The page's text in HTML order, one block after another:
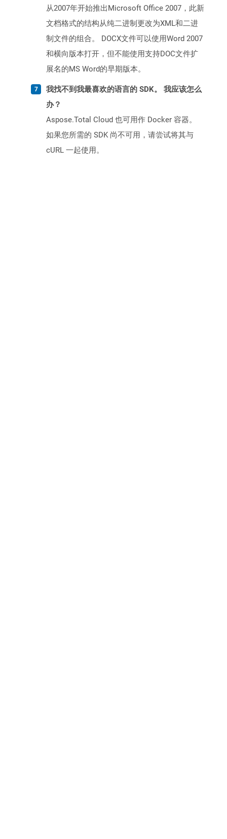
从2007年开始推出Microsoft Office 2007，此新
文档格式的结构从纯二进制更改为XML和二进
制文件的组合。 DOCX文件可以使用Word 2007
和横向版本打开，但不能使用支持DOC文件扩
展名的MS Word的早期版本。
我找不到我最喜欢的语言的 SDK。 我应该怎么
办？
Aspose.Total Cloud 也可用作 Docker 容器。
如果您所需的 SDK 尚不可用，请尝试将其与
cURL 一起使用。